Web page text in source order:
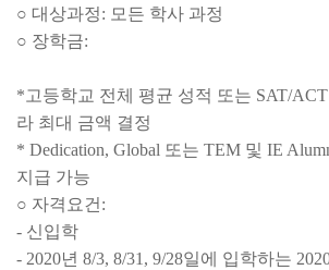
○ 대상과정: 모든 학사 과정
○ 장학금:
*고등학교 전체 평균 성적 또는 SAT/
라 최대 금액 결정
* Dedication, Global 또는 TEM 및 IE
지급 가능
○ 자격요건:
- 신입학
- 2020년 8/3, 8/31, 9/28일에 입학하는